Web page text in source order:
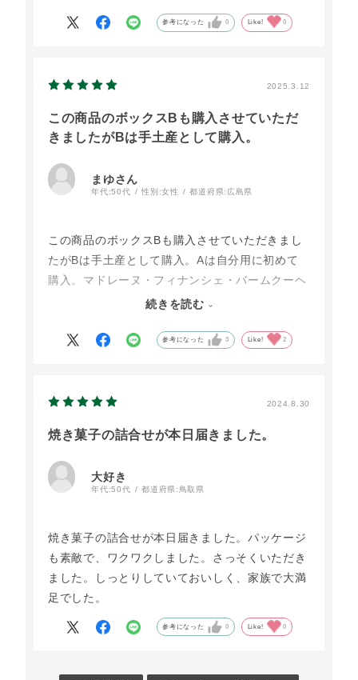
で、ちょこっとプレゼントするのにちょうど良い
参考になった 0 Like! 0
2025.3.12
この商品のボックスBも購入させていただ
きましたがBは手土産として購入。
まゆさん
年代:50代 性別:女性 都道府県: 広島県
この商品のボックスBも購入させていただきまし
たがBは手土産として購入。Aは自分用に初めて
購入。マドレーヌ・フィナンシェ・バームクーヘ
ン・・・どれをとっても優しい味。ただもう劇的
た。こんなおいしいバームクーヘン今まで食べた
な、でもそれが変にたまごたまごしてなくて感動
と上品で美味しいお菓子を自慢出来そうです。作
ってくださるスタッフさん、大変でしょうが素敵
な商品を本当にありがとうございます。頑張って
続きを読む
参考になった 3 Like! 2
2024.8.30
焼き菓子の詰合せが本日届きました。
大好き
年代:50代 都道府県:鳥取県
焼き菓子の詰合せが本日届きました。パッケージ
も素敵で、ワクワクしました。さっそくいただき
ました。しっとりしていておいしく、家族で大満
足でした。
参考になった 0 Like! 0